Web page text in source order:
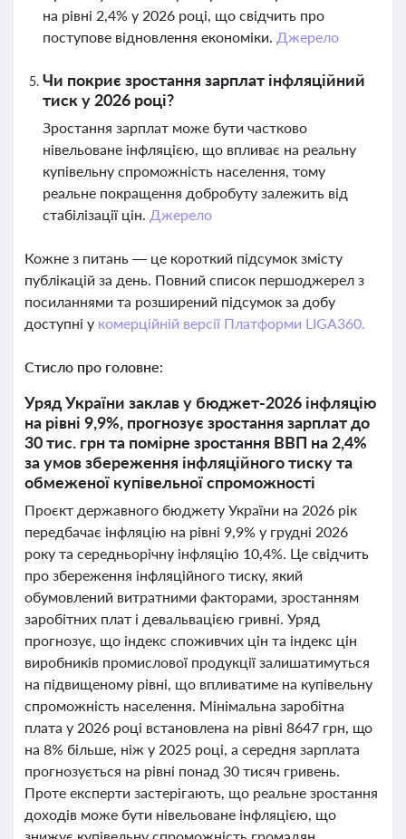
на рівні 2,4% у 2026 році, що свідчить про
поступове відновлення економіки. Джерело
Чи покриє зростання зарплат інфляційний
тиск у 2026 році?
Зростання зарплат може бути частково
нівельоване інфляцією, що впливає на реальну
купівельну спроможність населення, тому
реальне покращення добробуту залежить від
стабілізації цін. Джерело
Кожне з питань — це короткий підсумок змісту
публікацій за день. Повний список першоджерел з
посиланнями та розширений підсумок за добу
доступні у комерційній версії Платформи LIGA360.
Стисло про головне:
Уряд України заклав у бюджет-2026 інфляцію
на рівні 9,9%, прогнозує зростання зарплат до
30 тис. грн та помірне зростання ВВП на 2,4%
за умов збереження інфляційного тиску та
обмеженої купівельної спроможності
Проєкт державного бюджету України на 2026 рік
передбачає інфляцію на рівні 9,9% у грудні 2026
року та середньорічну інфляцію 10,4%. Це свідчить
про збереження інфляційного тиску, який
обумовлений витратними факторами, зростанням
заробітних плат і девальвацією гривні. Уряд
прогнозує, що індекс споживчих цін та індекс цін
виробників промислової продукції залишатимуться
на підвищеному рівні, що впливатиме на купівельну
спроможність населення. Мінімальна заробітна
плата у 2026 році встановлена на рівні 8647 грн, що
на 8% більше, ніж у 2025 році, а середня зарплата
прогнозується на рівні понад 30 тисяч гривень.
Проте експерти застерігають, що реальне зростання
доходів може бути нівельоване інфляцією, що